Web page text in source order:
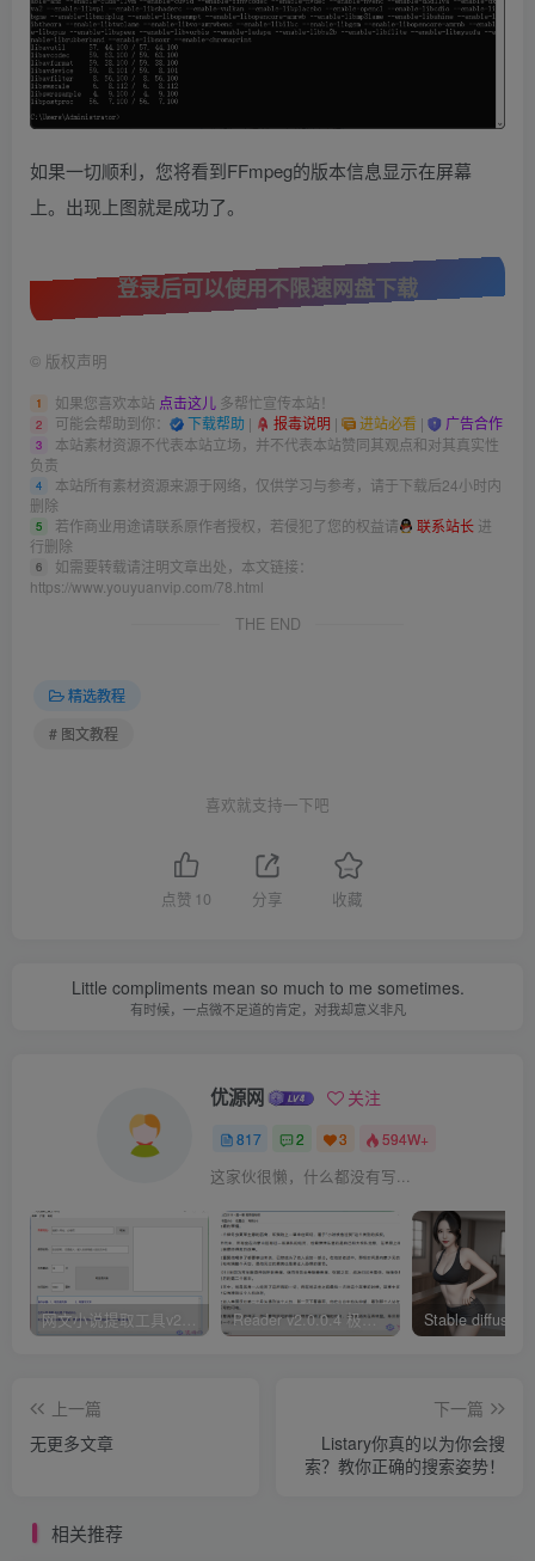
如果一切顺利，您将看到FFmpeg的版本信息显示在屏幕
上。出现上图就是成功了。
登录后可以使用不限速网盘下载
© 版权声明
1 如果您喜欢本站 点击这儿 多帮忙宣传本站！
2 可能会帮助到你： 下载帮助 | 报毒说明 | 进站必看 | 广告合作
3
本站素材资源不代表本站立场，并不代表本站赞同其观点和对其真实性
负责
4
本站所有素材资源来源于网络，仅供学习与参考，请于下载后24小时内
删除
5 若作商业用途请联系原作者授权，若侵犯了您的权益请 联系站长 进
行删除
6
如需要转载请注明文章出处，本文链接：
https://www.youyuanvip.com/78.html
THE END
精选教程
# 图文教程
喜欢就支持一下吧
点赞 10 分享 收藏
Little compliments mean so much to me sometimes.
有时候，一点微不足道的肯定，对我却意义非凡
优源网 关注
817 2 3 594W+
这家伙很懒，什么都没有写...
网文小说提取工具v2.10.02 可以自动下载小说 从此不再花钱看小说 Reader v2.0.0.4 极简小说阅读器支持导入在线及离线书源
上一篇
无更多文章
下一篇
Listary你真的以为你会搜
索？教你正确的搜索姿势！
相关推荐